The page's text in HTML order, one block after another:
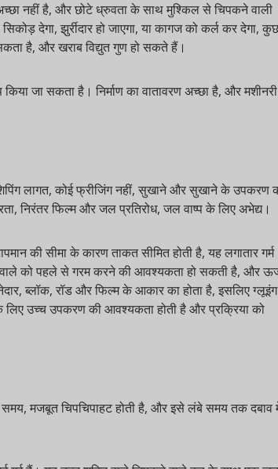
नहीं है, और छोटे ध्रुवता के साथ मुश्किल से चिपकने वाली
झुर्रीदार हो जाएगा, या कागज को कर्ल कर देगा, कुछ
है, और खराब विद्युत गुण हो सकते हैं।
जा सकता है। निर्माण का वातावरण अच्छा है, और मशीनरी
लागत, कोई फ्रीजिंग नहीं, सुखाने और सुखाने के उपकरण की
फिल्म और जल प्रतिरोध, जल वाष्प के लिए अभेद्य।
सीमा के कारण ताकत सीमित होती है, यह लगातार गर्म
को पहले से गरम करने की आवश्यकता हो सकती है, और ऊर्जा
ब्लॉक, रॉड और फिल्म के आकार का होता है, इसलिए ग्लूइंग
उच्च उपकरण की आवश्यकता होती है और प्रक्रिया को
मजबूत चिपचिपाहट होती है, और इसे लंबे समय तक दबाव में